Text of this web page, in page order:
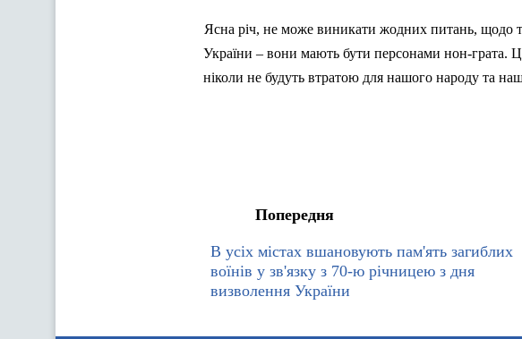
Ясна річ, не може виникати жодних питань, щодо
України – вони мають бути персонами нон-грата.
ніколи не будуть втратою для нашого народу та
Попередня
В усіх містах вшановують пам'ять загиблих
воїнів у зв'язку з 70-ю річницею з дня
визволення України